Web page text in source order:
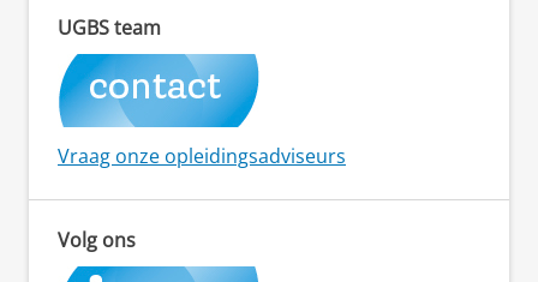
UGBS team
Vraag onze opleidingsadviseurs
Volg ons